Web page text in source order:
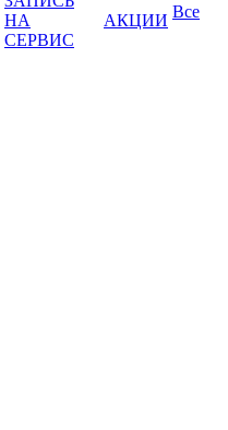
НА
СЕРВИС
АКЦИИ Все